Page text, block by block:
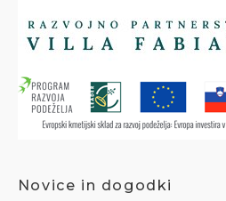
Novice in dogodki